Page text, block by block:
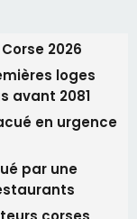
du
du